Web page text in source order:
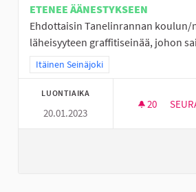
ETENEE ÄÄNESTYKSEEN
Ehdottaisin Tanelinrannan
läheisyyteen graffitiseinää, johon
Rajaa tulokset teeman mukaan: Itäinen
Itäinen Seinäjoki
LUONTIAIKA
20.01.2023
20 20